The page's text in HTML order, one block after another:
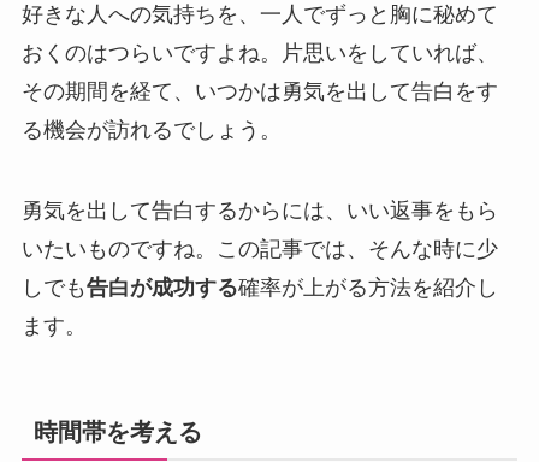
好きな人への気持ちを、一人でずっと胸に秘めて
おくのはつらいですよね。片思いをしていれば、
その期間を経て、いつかは勇気を出して告白をす
る機会が訪れるでしょう。
勇気を出して告白するからには、いい返事をもら
いたいものですね。この記事では、そんな時に少
しでも告白が成功する確率が上がる方法を紹介し
ます。
時間帯を考える